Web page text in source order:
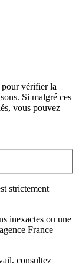
pour vérifier la
Si malgré ces
vous pouvez
strictement
inexactes ou une
France
, consultez